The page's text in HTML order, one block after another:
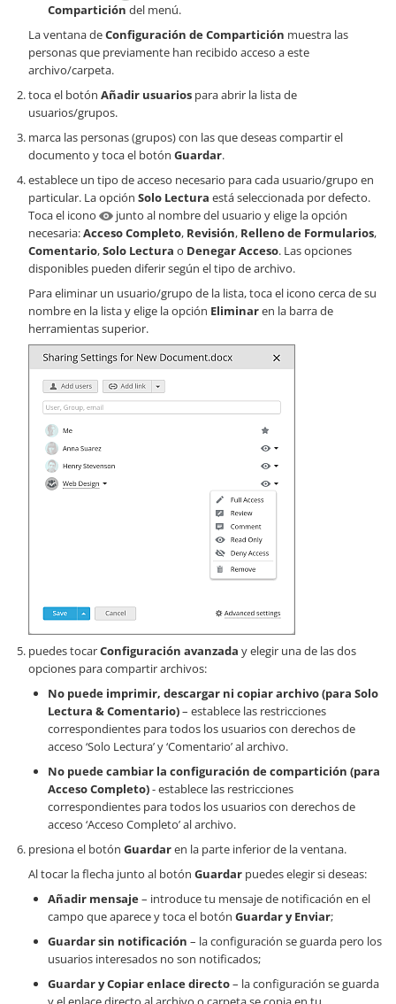
Compartición del menú.
La ventana deConfiguración de Compartición muestra las
personas que previamente han recibido acceso a este
archivo/carpeta.
toca el botón Añadir usuarios para abrir la lista de
usuarios/grupos.
marca las personas (grupos) con las que deseas compartir el
documento y toca el botón Guardar.
establece un tipo de acceso necesario para cada usuario/grupo en
particular. La opción Solo Lectura está seleccionada por defecto.
Toca el icono
junto al nombre del usuario y elige la opción
necesaria:Acceso Completo, Revisión, Relleno de Formularios,
Comentario,Solo Lectura o Denegar Acceso. Las opciones
disponibles pueden diferir según el tipo de archivo.
Para eliminar un usuario/grupo de la lista, toca el icono cerca de su
nombre en la lista y elige la opción Eliminaren la barra de
herramientas superior.
puedes tocarConfiguración avanzada y elegir una de las dos
opciones para compartir archivos:
No puede imprimir, descargar ni copiar archivo (para Solo
Lectura & Comentario)– establece las restricciones
correspondientes para todos los usuarios con derechos de
acceso ‘Solo Lectura’ y ‘Comentario’ al archivo.
No puede cambiar la configuración de compartición (para
Acceso Completo)- establece las restricciones
correspondientes para todos los usuarios con derechos de
acceso ‘Acceso Completo’ al archivo.
presiona el botón Guardaren la parte inferior de la ventana.
Al tocar la flecha junto al botón Guardar puedes elegir si deseas:
Añadir mensaje– introduce tu mensaje de notificación en el
campo que aparece y toca el botón Guardar y Enviar;
Guardar sin notificación – la configuración se guarda pero los
usuarios interesados no son notificados;
Guardar y Copiar enlace directo– la configuración se guarda